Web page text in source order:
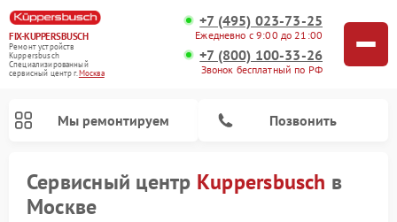
FIX-KUPPERSBUSCH
Ремонт устройств
Kuppersbusch
Специализированный
cервисный центр г.Москва
+7 (495) 023-73-25
Ежедневно с 9:00 до 21:00
+7 (800) 100-33-26
Звонок бесплатный по РФ
Мы ремонтируем Позвонить
Сервисный центр Kuppersbusch в
Москве